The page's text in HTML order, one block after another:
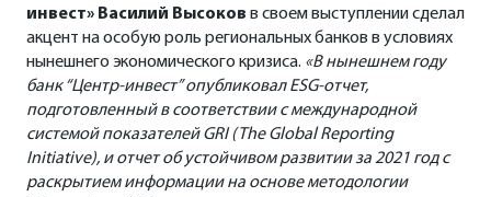
инвест» Василий Высоков в своем выступлении сделал
акцент на особую роль региональных банков в условиях
нынешнего экономического кризиса. «В нынешнем году
банк “Центр-инвест” опубликовал ESG-отчет,
подготовленный в соответствии с международной
системой показателей GRI (The Global Reporting
Initiative), и отчет об устойчивом развитии за 2021 год с
раскрытием информации на основе методологии